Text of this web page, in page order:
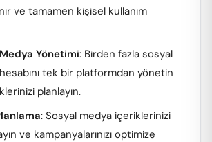
ve tamamen kişisel kullanım
Yönetimi: Birden fazla sosyal
tek bir platformdan yönetin
planlayın.
: Sosyal medya içeriklerinizi
ve kampanyalarınızı optimize